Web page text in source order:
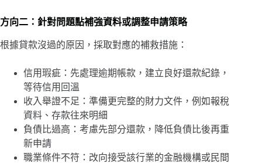
方向二：針對問題點補強資料或調整申請策略
根據貸款沒過的原因，採取對應的補救措施：
信用瑕疵：先處理逾期帳款，建立良好還款紀錄，
等待信用回溫
收入舉證不足：準備更完整的財力文件，例如報稅
資料、存款往來明細
負債比過高：考慮先部分還款，降低負債比後再重
新申請
職業條件不符：改向接受該行業的金融機構或民間